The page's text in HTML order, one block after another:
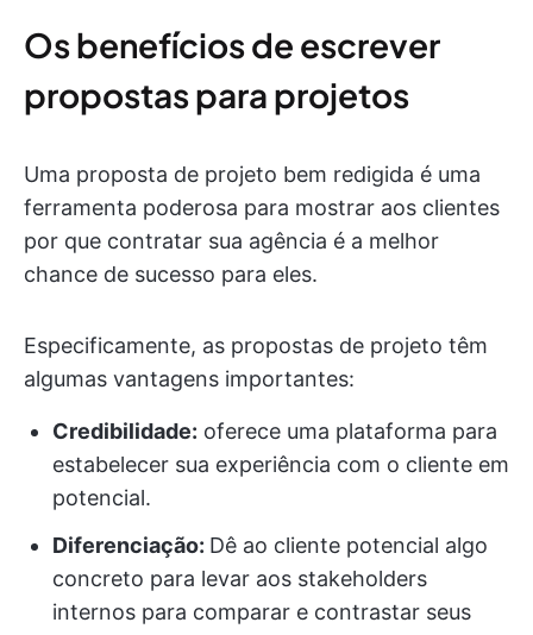
Os benefícios de escrever
propostas para projetos
Uma proposta de projeto bem redigida é uma
ferramenta poderosa para mostrar aos clientes
por que contratar sua agência é a melhor
chance de sucesso para eles.
Especificamente, as propostas de projeto têm
algumas vantagens importantes:
Credibilidade: oferece uma plataforma para
estabelecer sua experiência com o cliente em
potencial.
Diferenciação: Dê ao cliente potencial algo
concreto para levar aos stakeholders
internos para comparar e contrastar seus